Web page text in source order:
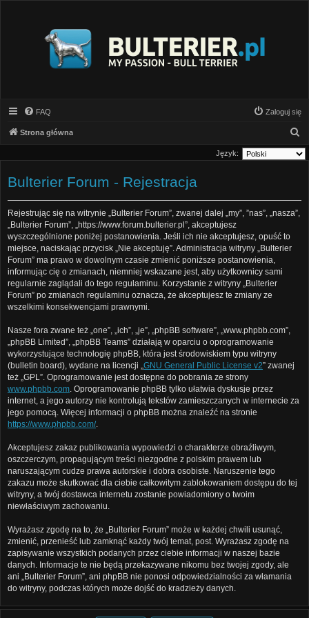
FAQ Zaloguj się
Strona główna
z
Język:
Bulterier Forum - Rejestracja
Rejestrując się na witrynie „Bulterier Forum”, zwanej dalej „my”, ”nas”, „nasza”,
„Bulterier Forum”, „https://www.forum.bulterier.pl”, akceptujesz
wyszczególnione poniżej postanowienia. Jeśli ich nie akceptujesz, opuść to
miejsce, naciskając przycisk „Nie akceptuję”. Administracja witryny „Bulterier
Forum” ma prawo w dowolnym czasie zmienić poniższe postanowienia,
informując cię o zmianach, niemniej wskazane jest, aby użytkownicy sami
regularnie zaglądali do tego regulaminu. Korzystanie z witryny „Bulterier
Forum” po zmianach regulaminu oznacza, że akceptujesz te zmiany ze
wszelkimi konsekwencjami prawnymi.
Nasze fora zwane też „one”, „ich”, „je”, „phpBB software”, „www.phpbb.com”,
„phpBB Limited”, „phpBB Teams” działają w oparciu o oprogramowanie
wykorzystujące technologię phpBB, która jest środowiskiem typu witryny
(bulletin board), wydane na licencji „GNU General Public License v2” zwanej
też „GPL”. Oprogramowanie jest dostępne do pobrania ze strony
www.phpbb.com. Oprogramowanie phpBB tylko ułatwia dyskusje przez
internet, a jego autorzy nie kontrolują tekstów zamieszczanych w internecie za
jego pomocą. Więcej informacji o phpBB można znaleźć na stronie
https://www.phpbb.com/.
Akceptujesz zakaz publikowania wypowiedzi o charakterze obraźliwym,
oszczerczym, propagującym treści niezgodne z polskim prawem lub
naruszającym cudze prawa autorskie i dobra osobiste. Naruszenie tego
zakazu może skutkować dla ciebie całkowitym zablokowaniem dostępu do tej
witryny, a twój dostawca internetu zostanie powiadomiony o twoim
niewłaściwym zachowaniu.
Wyrażasz zgodę na to, że „Bulterier Forum” może w każdej chwili usunąć,
zmienić, przenieść lub zamknąć każdy twój temat, post. Wyrażasz zgodę na
zapisywanie wszystkich podanych przez ciebie informacji w naszej bazie
danych. Informacje te nie będą przekazywane nikomu bez twojej zgody, ale
ani „Bulterier Forum”, ani phpBB nie ponosi odpowiedzialności za włamania
do witryny, podczas których może dojść do kradzieży danych.